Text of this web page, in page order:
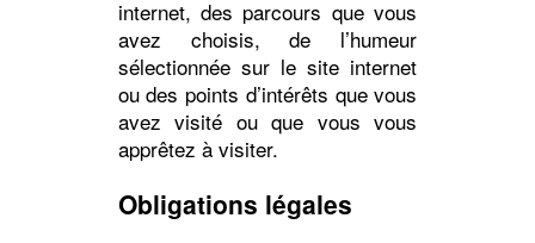
internet, des parcours que vous
avez choisis, de l’humeur
sélectionnée sur le site internet
ou des points d’intérêts que vous
avez visité ou que vous vous
apprêtez à visiter.
Obligations légales